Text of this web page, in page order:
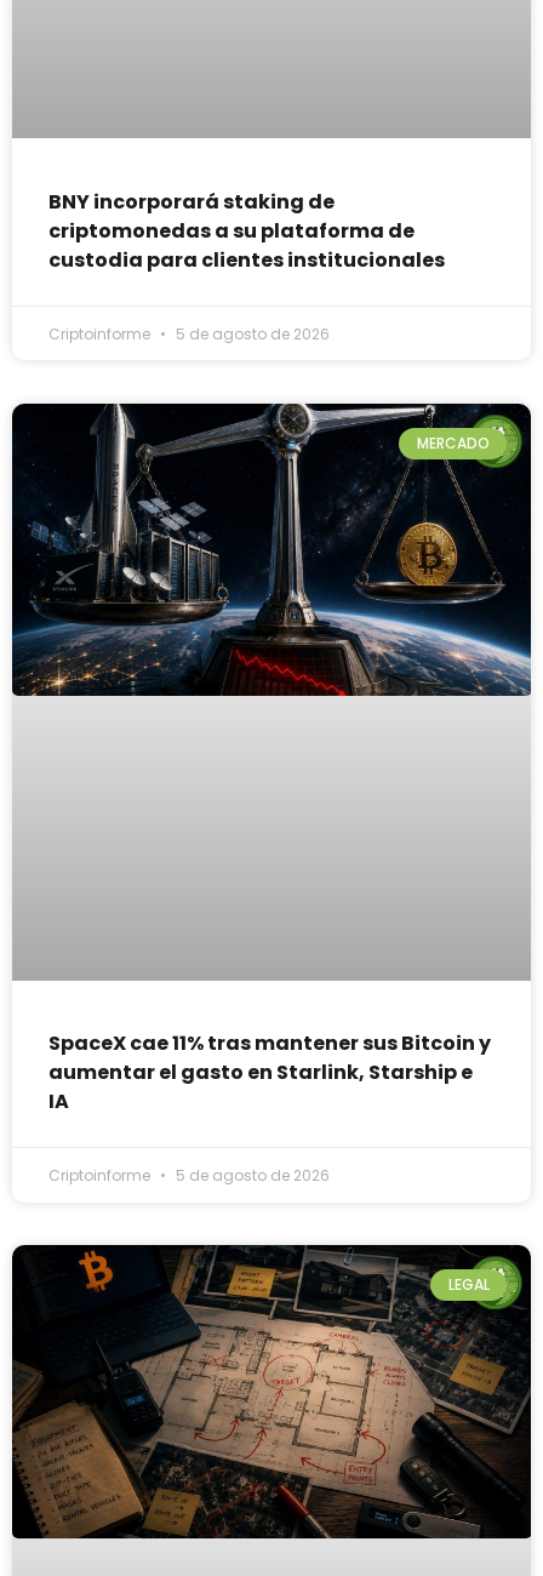
BNY incorporará staking de
criptomonedas a su plataforma de
custodia para clientes institucionales
Criptoinforme 5 de agosto de 2026
MERCADO
SpaceX cae 11% tras mantener sus Bitcoin y
aumentar el gasto en Starlink, Starship e
IA
Criptoinforme 5 de agosto de 2026
LEGAL